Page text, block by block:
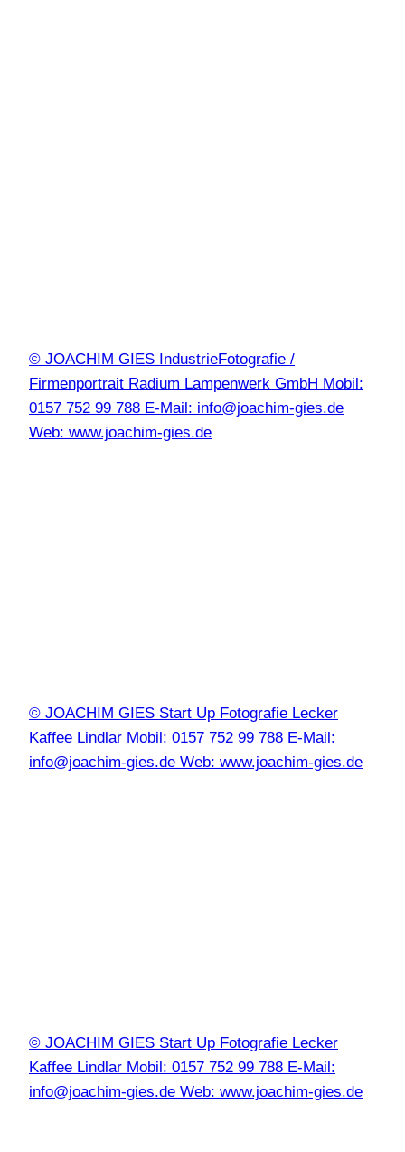
© JOACHIM GIES IndustrieFotografie /
Firmenportrait Radium Lampenwerk GmbH Mobil:
0157 752 99 788 E-Mail: info@joachim-gies.de
Web: www.joachim-gies.de
© JOACHIM GIES Start Up Fotografie Lecker
Kaffee Lindlar Mobil: 0157 752 99 788 E-Mail:
info@joachim-gies.de Web: www.joachim-gies.de
© JOACHIM GIES Start Up Fotografie Lecker
Kaffee Lindlar Mobil: 0157 752 99 788 E-Mail:
info@joachim-gies.de Web: www.joachim-gies.de